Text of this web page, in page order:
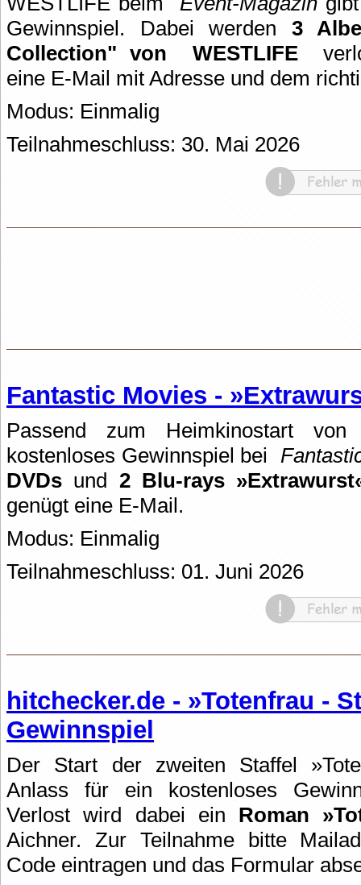
Gewinnspiel. Dabei werden 3
Collection" von
WESTLIFE
eine E-Mail mit Adresse und dem
Modus: Einmalig
Teilnahmeschluss: 30. Mai 2026
Fantastic Movies -
Passend zum Heimkinostart
kostenloses Gewinnspiel bei
DVDs und 2 Blu-rays
genügt eine E-Mail.
Modus: Einmalig
Teilnahmeschluss: 01. Juni 2026
hitchecker.de - »Totenfrau -
Gewinnspiel
Der Start der zweiten Staffel
Anlass für ein kostenloses
Verlost wird dabei ein Roman
Aichner. Zur Teilnahme bitte
Code eintragen und das Formular